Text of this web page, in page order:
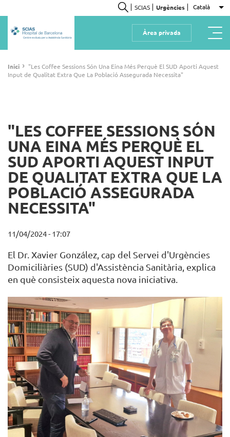
al
contingut
Cerca
SCIAS Urgències Català
Centre exclusiu per a Assistència Sanitària
Àrea privada
Fil
d'ariadna
Inici ›
"Les Coffee Sessions Són Una Eina Més Perquè El SUD Aporti Aquest
Input de Qualitat Extra Que La Població Assegurada Necessita"
"LES COFFEE SESSIONS SÓN
UNA EINA MÉS PERQUÈ EL
SUD APORTI AQUEST INPUT
DE QUALITAT EXTRA QUE LA
POBLACIÓ ASSEGURADA
NECESSITA"
11/04/2024 - 17:07
El Dr. Xavier González, cap del Servei d'Urgències
Domiciliàries (SUD) d'Assistència Sanitària, explica
en què consisteix aquesta nova iniciativa.